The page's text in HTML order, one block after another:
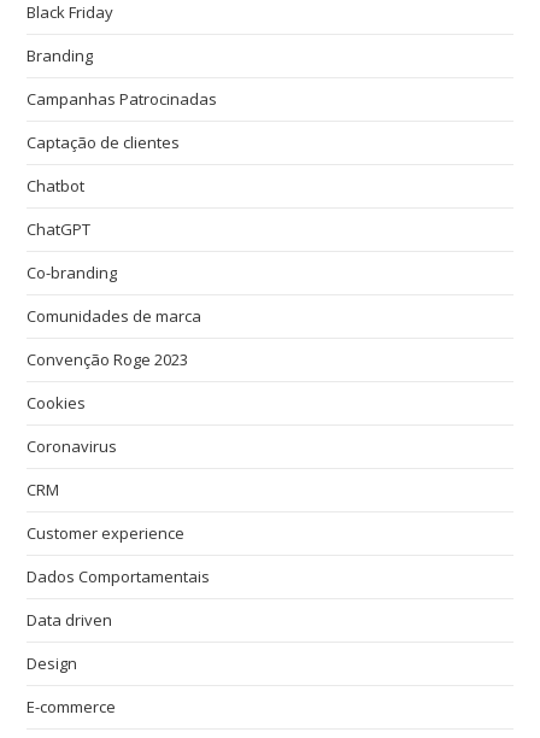
Black Friday
Branding
Campanhas Patrocinadas
Captação de clientes
Chatbot
ChatGPT
Co-branding
Comunidades de marca
Convenção Roge 2023
Cookies
Coronavirus
CRM
Customer experience
Dados Comportamentais
Data driven
Design
E-commerce